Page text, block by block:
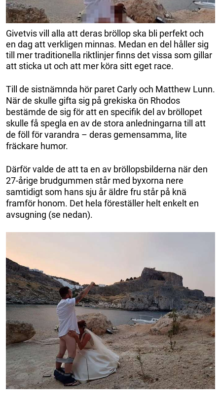
Givetvis vill alla att deras bröllop ska bli perfekt och
en dag att verkligen minnas. Medan en del håller sig
till mer traditionella riktlinjer finns det vissa som gillar
att sticka ut och att mer köra sitt eget race.
Till de sistnämnda hör paret Carly och Matthew Lunn.
När de skulle gifta sig på grekiska ön Rhodos
bestämde de sig för att en specifik del av bröllopet
skulle få spegla en av de stora anledningarna till att
de föll för varandra – deras gemensamma, lite
fräckare humor.
Därför valde de att ta en av bröllopsbilderna när den
27-årige brudgummen står med byxorna nere
samtidigt som hans sju år äldre fru står på knä
framför honom. Det hela föreställer helt enkelt en
avsugning (se nedan).